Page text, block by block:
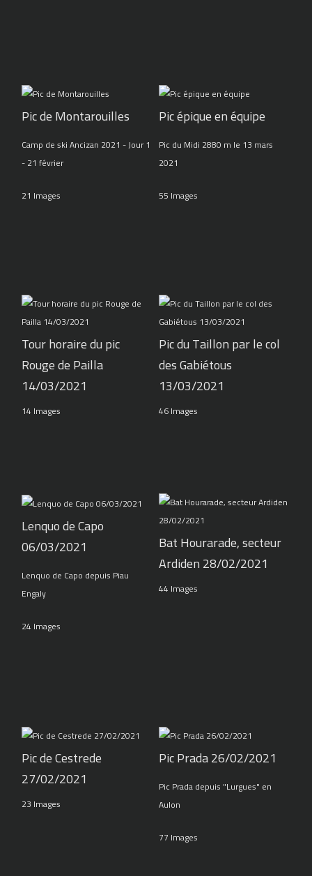
Pic de Montarouilles
Camp de ski Ancizan 2021 - Jour 1
- 21 février
21 Images
Pic épique en équipe
Pic du Midi 2880 m le 13 mars
2021
55 Images
Tour horaire du pic
Rouge de Pailla
14/03/2021
14 Images
Pic du Taillon par le col
des Gabiétous
13/03/2021
46 Images
Lenquo de Capo
06/03/2021
Lenquo de Capo depuis Piau
Engaly
24 Images
Bat Hourarade, secteur
Ardiden 28/02/2021
44 Images
Pic de Cestrede
27/02/2021
23 Images
Pic Prada 26/02/2021
Pic Prada depuis "Lurgues" en
Aulon
77 Images